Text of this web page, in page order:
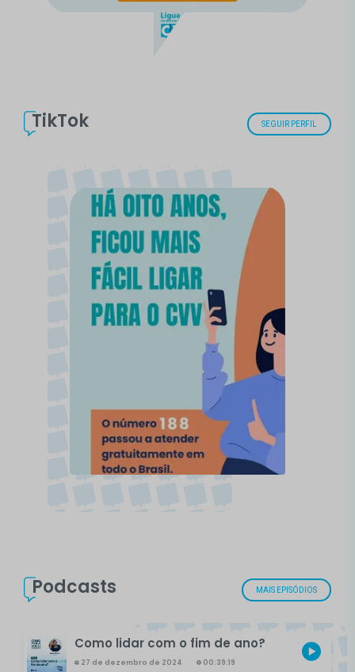
TikTok SEGUIR PERFIL
Podcasts
Como lidar com o fim de ano?
27 de dezembro de 2024 00:39:19
MAIS EPISÓDIOS